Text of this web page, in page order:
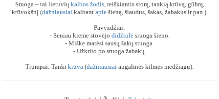
Sruoga – tai lietuvių kalbos žodis, reiškiantis storą, tankią krūvą, gūbrą,
krūvokšnį (dažniausiaikalbant apiešieną, šiaudus, šakas, žabakus ir pan.).
Pavyzdžiai:
- Seniau kieme stovėjo didžiulėsruoga šieno.
- Miške matėsi sausų šakų sruoga.
- Užkrito po sruoga žabakų.
Trumpai: Tanki krūva (dažniausiai augalinės kilmės medžiagų).